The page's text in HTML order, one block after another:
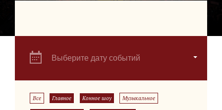
Выберите дату событий
Все Главное Конное шоу Музыкальное